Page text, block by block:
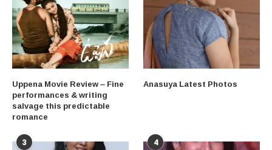
Uppena Movie Review – Fine
performances & writing
salvage this predictable
romance
Anasuya Latest Photos
3 4